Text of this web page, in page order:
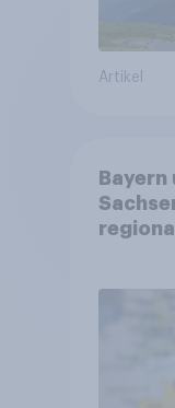
Artikel